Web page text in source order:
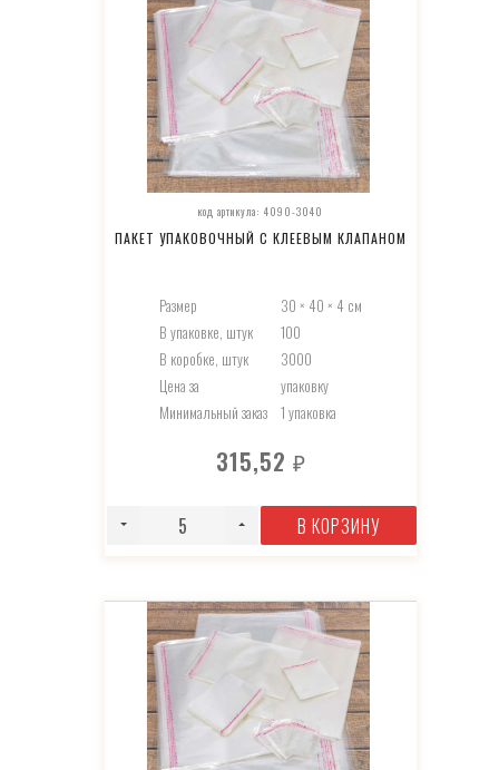
код артикула: 4090-3040
ПАКЕТ УПАКОВОЧНЫЙ С КЛЕЕВЫМ КЛАПАНОМ
Размер
30 × 40 × 4 см
В упаковке, штук
100
В коробке, штук
3000
Цена за
упаковку
Минимальный заказ
1 упаковка
315,52 ₽
В КОРЗИНУ